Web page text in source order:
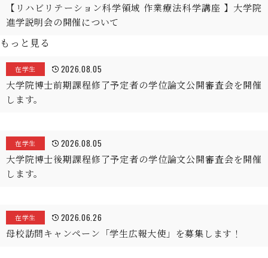
【リハビリテーション科学領域 作業療法科学講座 】大学院
進学説明会の開催について
もっと見る
在学生 2026.08.05
大学院博士前期課程修了予定者の学位論文公開審査会を開催
します。
在学生 2026.08.05
大学院博士後期課程修了予定者の学位論文公開審査会を開催
します。
在学生 2026.06.26
母校訪問キャンペーン「学生広報大使」を募集します！